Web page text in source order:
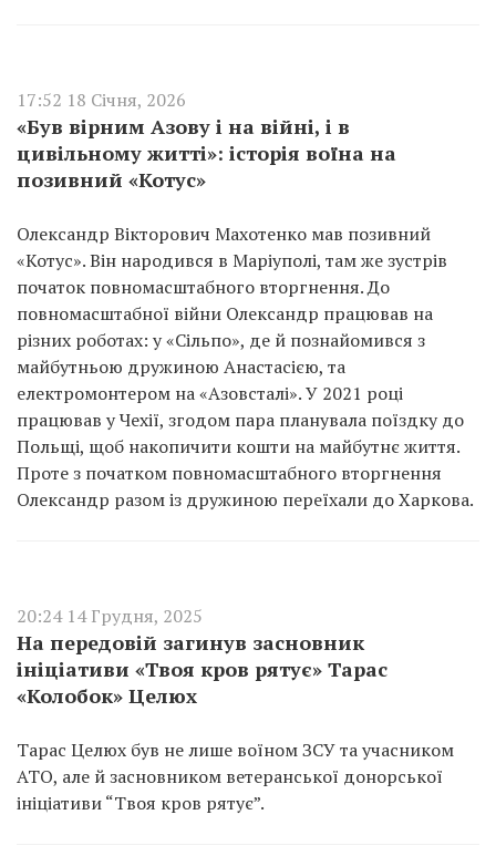
17:52 18 Січня, 2026
«Був вірним Азову і на війні, і в
цивільному житті»: історія воїна на
позивний «Котус»
Олександр Вікторович Махотенко мав позивний
«Котус». Він народився в Маріуполі, там же зустрів
початок повномасштабного вторгнення. До
повномасштабної війни Олександр працював на
різних роботах: у «Сільпо», де й познайомився з
майбутньою дружиною Анастасією, та
електромонтером на «Азовсталі». У 2021 році
працював у Чехії, згодом пара планувала поїздку до
Польщі, щоб накопичити кошти на майбутнє життя.
Проте з початком повномасштабного вторгнення
Олександр разом із дружиною переїхали до Харкова.
20:24 14 Грудня, 2025
На передовій загинув засновник
ініціативи «Твоя кров рятує» Тарас
«Колобок» Целюх
Тарас Целюх був не лише воїном ЗСУ та учасником
АТО, але й засновником ветеранської донорської
ініціативи “Твоя кров рятує”.